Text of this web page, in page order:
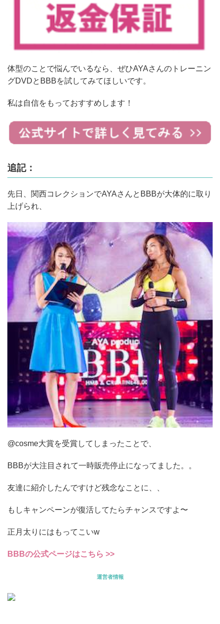
体型のことで悩んでいるなら、ぜひAYAさんのトレーニン
グDVDとBBBを試してみてほしいです。
私は自信をもっておすすめします！
追記：
先日、関西コレクションでAYAさんとBBBが大体的に取り
上げられ、
@cosme大賞を受賞してしまったことで、
BBBが大注目されて一時販売停止になってました。。
友達に紹介したんですけど残念なことに、、
もしキャンペーンが復活してたらチャンスですよ〜
正月太りにはもってこいw
BBBの公式ページはこちら >>
運営者情報